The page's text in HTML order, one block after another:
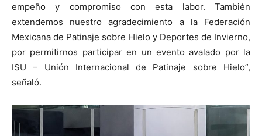
empeño y compromiso con esta labor. También
extendemos nuestro agradecimiento a la Federación
Mexicana de Patinaje sobre Hielo y Deportes de Invierno,
por permitirnos participar en un evento avalado por la
ISU – Unión Internacional de Patinaje sobre Hielo”,
señaló.